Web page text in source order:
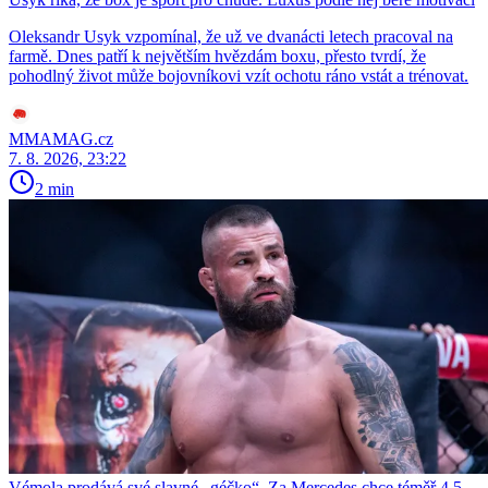
Oleksandr Usyk vzpomínal, že už ve dvanácti letech pracoval na
farmě. Dnes patří k největším hvězdám boxu, přesto tvrdí, že
pohodlný život může bojovníkovi vzít ochotu ráno vstát a trénovat.
MMAMAG.cz
7. 8. 2026, 23:22
2 min